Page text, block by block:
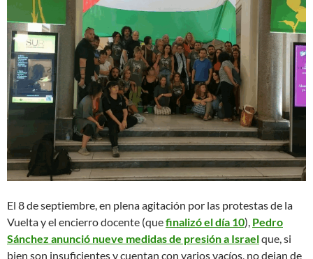
El 8 de septiembre, en plena agitación por las protestas de la
Vuelta y el encierro docente (quefinalizó el día 10), Pedro
Sánchez anunció nueve medidas de presión a Israelque, si
bien son insuficientes y cuentan con varios vacíos, no dejan de